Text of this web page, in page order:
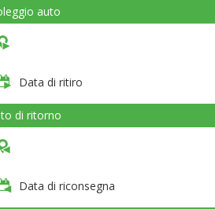
auto
Data di ritiro
di ritorno
Data di riconsegna